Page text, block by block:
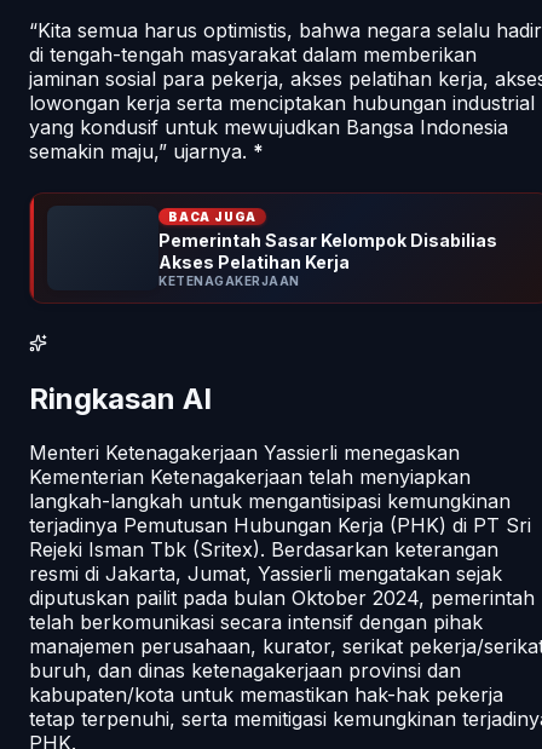
“Kita semua harus optimistis, bahwa negara selalu hadir
di tengah-tengah masyarakat dalam memberikan
jaminan sosial para pekerja, akses pelatihan kerja,
lowongan kerja serta menciptakan hubungan industrial
yang kondusif untuk mewujudkan Bangsa Indonesia
semakin maju,” ujarnya. *
BACA JUGA
Pemerintah Sasar Kelompok Disabilias
Akses Pelatihan Kerja
KETENAGAKERJAAN
Ringkasan AI
Menteri Ketenagakerjaan Yassierli menegaskan
Kementerian Ketenagakerjaan telah menyiapkan
langkah-langkah untuk mengantisipasi kemungkinan
terjadinya Pemutusan Hubungan Kerja (PHK) di PT Sri
Rejeki Isman Tbk (Sritex). Berdasarkan keterangan
resmi di Jakarta, Jumat, Yassierli mengatakan sejak
diputuskan pailit pada bulan Oktober 2024, pemerintah
telah berkomunikasi secara intensif dengan pihak
manajemen perusahaan, kurator, serikat pekerja/
buruh, dan dinas ketenagakerjaan provinsi dan
kabupaten/kota untuk memastikan hak-hak pekerja
tetap terpenuhi, serta memitigasi kemungkinan
PHK.